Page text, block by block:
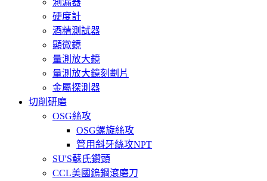
硬度計
酒精測試器
顯微鏡
量測放大鏡
量測放大鏡刻劃片
金屬探測器
切削研磨
OSG絲攻
OSG螺旋絲攻
管用斜牙絲攻NPT
SU'S蘇氏鑽頭
CCL美國鎢鋼滾磨刀